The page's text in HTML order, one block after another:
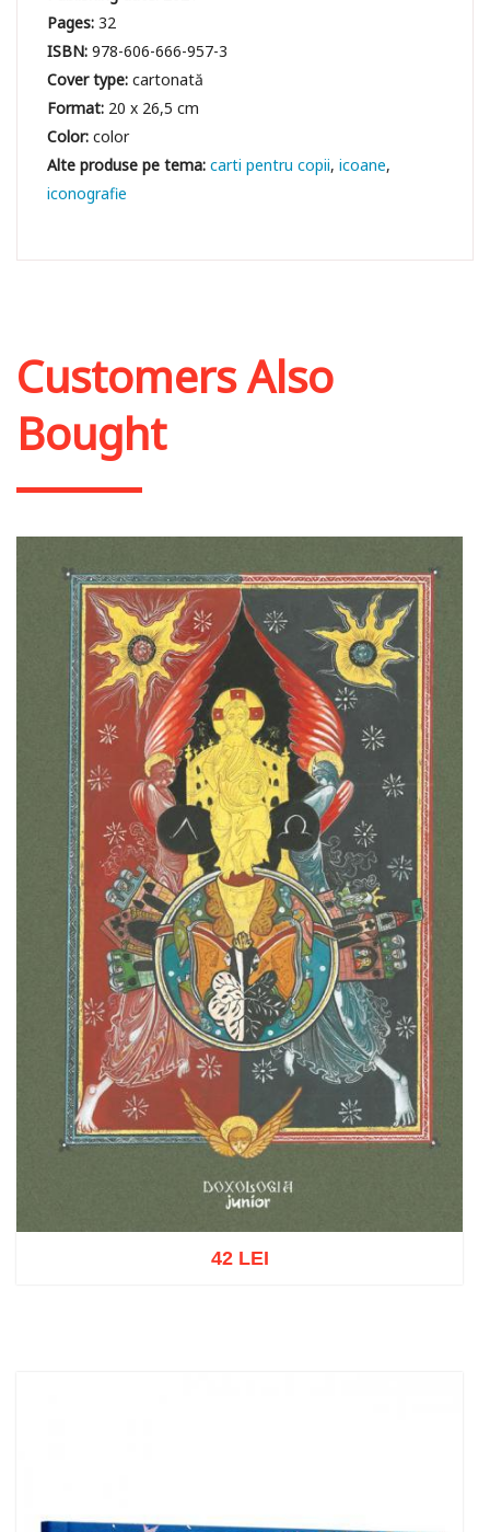
Pages:32
ISBN:978-606-666-957-3
Cover type:cartonată
Format: 20 x 26,5 cm
Color:color
carti pentru copii icoane
iconografie
Customers Also
Bought
42 LEI